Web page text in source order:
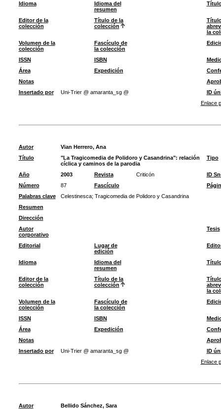
Idioma
Idioma del
resumen
Editor de la
colección
Título de la
colección
la
Volumen de la
colección
Fascículo de
la colección
ISSN ISBN
Área
Expedición
Notas
Insertado por
Uni-Trier @ amaranta_sg @
ID
Enlace
Autor
Vian Herrero, Ana
Título
"La Tragicomedia de Polidoro y Casandrina": relación
cíclica y caminos de la parodia
Tipo
Año 2003 Revista Criticón
ID
Número
87 Fascículo
Palabras clave
Celestinesca; Tragicomedia de Polidoro y Casandrina
Resumen
Dirección
Autor
corporativo
Tesis
Editorial
Lugar de
edición
Idioma
Idioma del
resumen
Editor de la
colección
Título de la
colección
la
Volumen de la
colección
Fascículo de
la colección
ISSN ISBN
Área
Expedición
Notas
Insertado por
Uni-Trier @ amaranta_sg @
ID
Enlace
Autor
Bellido Sánchez, Sara